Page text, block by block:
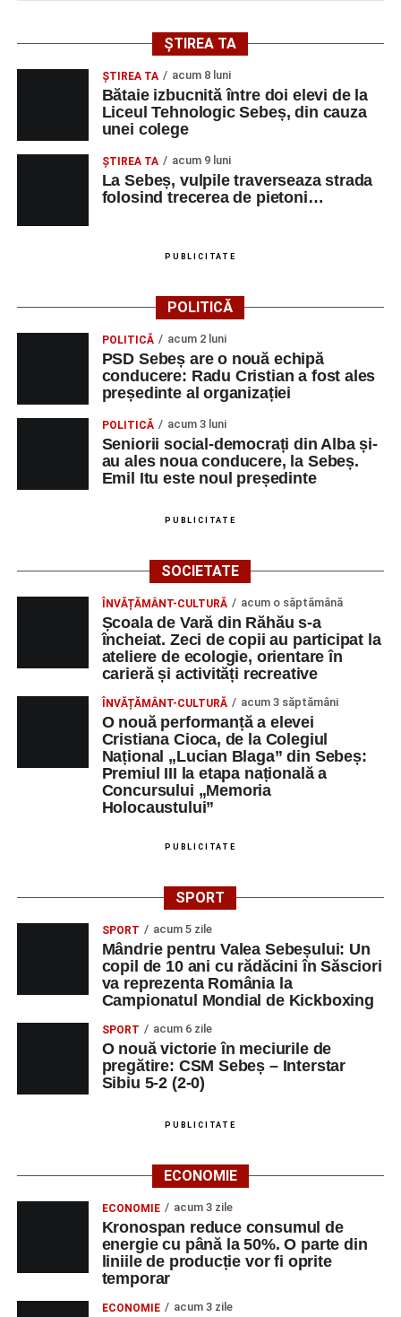
ȘTIREA TA
ŞTIREA TA acum 8 luni
Bătaie izbucnită între doi elevi de la
Liceul Tehnologic Sebeș, din cauza
unei colege
ŞTIREA TA acum 9 luni
La Sebeș, vulpile traverseaza strada
folosind trecerea de pietoni…
PUBLICITATE
POLITICĂ
POLITICĂ acum 2 luni
PSD Sebeș are o nouă echipă
conducere: Radu Cristian a fost ales
președinte al organizației
POLITICĂ acum 3 luni
Seniorii social-democrați din Alba și-
au ales noua conducere, la Sebeș.
Emil Itu este noul președinte
PUBLICITATE
SOCIETATE
ÎNVĂȚĂMÂNT-CULTURĂ acum o săptămână
Școala de Vară din Răhău s-a
încheiat. Zeci de copii au participat la
ateliere de ecologie, orientare în
carieră și activități recreative
ÎNVĂȚĂMÂNT-CULTURĂ acum 3 săptămâni
O nouă performanță a elevei
Cristiana Cioca, de la Colegiul
Național „Lucian Blaga” din Sebeș:
Premiul III la etapa națională a
Concursului „Memoria
Holocaustului”
PUBLICITATE
SPORT
SPORT acum 5 zile
Mândrie pentru Valea Sebeșului: Un
copil de 10 ani cu rădăcini în Săsciori
va reprezenta România la
Campionatul Mondial de Kickboxing
SPORT acum 6 zile
O nouă victorie în meciurile de
pregătire: CSM Sebeș – Interstar
Sibiu 5-2 (2-0)
PUBLICITATE
ECONOMIE
ECONOMIE acum 3 zile
Kronospan reduce consumul de
energie cu până la 50%. O parte din
liniile de producție vor fi oprite
temporar
ECONOMIE acum 3 zile